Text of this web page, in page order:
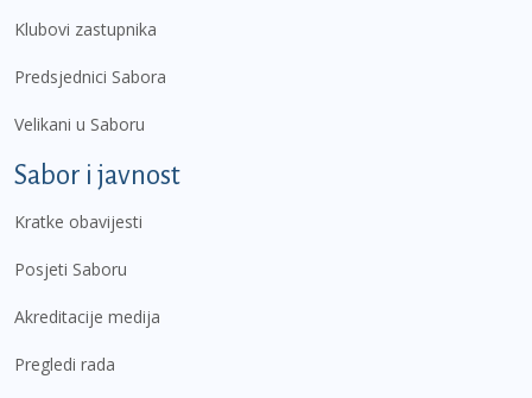
Klubovi zastupnika
Predsjednici Sabora
Velikani u Saboru
Sabor i javnost
Kratke obavijesti
Posjeti Saboru
Akreditacije medija
Pregledi rada